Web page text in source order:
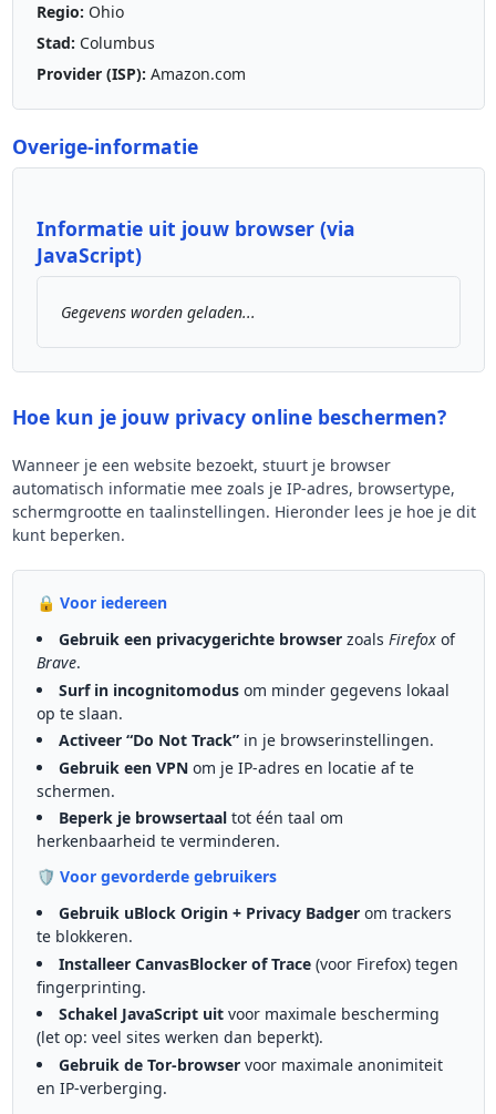
Regio: Ohio
Stad: Columbus
Provider (ISP): Amazon.com
Overige-informatie
Informatie uit jouw browser (via
JavaScript)
Gegevens worden geladen...
Hoe kun je jouw privacy online beschermen?
Wanneer je een website bezoekt, stuurt je browser
automatisch informatie mee zoals je IP-adres, browsertype,
schermgrootte en taalinstellingen. Hieronder lees je hoe je dit
kunt beperken.
🔒 Voor iedereen
Gebruik een privacygerichte browserzoals Firefoxof
Brave.
Surf in incognitomodusom minder gegevens lokaal
op te slaan.
Activeer “Do Not Track”in je browserinstellingen.
Gebruik een VPNom je IP-adres en locatie af te
schermen.
Beperk je browsertaaltot één taal om
herkenbaarheid te verminderen.
🛡️ Voor gevorderde gebruikers
Gebruik uBlock Origin + Privacy Badgerom trackers
te blokkeren.
Installeer CanvasBlocker of Trace(voor Firefox) tegen
fingerprinting.
Schakel JavaScript uitvoor maximale bescherming
(let op: veel sites werken dan beperkt).
Gebruik de Tor-browservoor maximale anonimiteit
en IP-verberging.